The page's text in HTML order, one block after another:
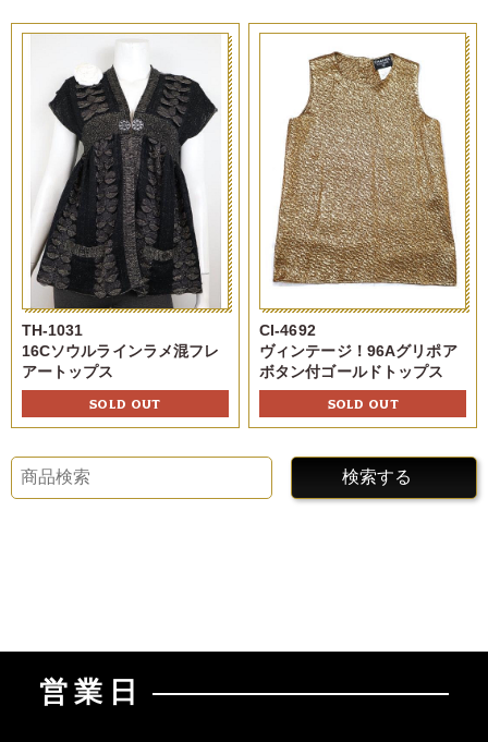
TH-1031
16Cソウルラインラメ混フレ
アートップス
SOLD OUT
CI-4692
ヴィンテージ！96Aグリポア
ボタン付ゴールドトップス
SOLD OUT
検索する
営業日